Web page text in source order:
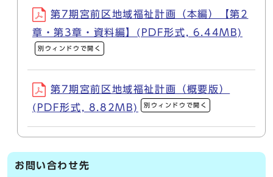
第7期宮前区地域福祉計画（本編）【第2
章・第3章・資料編】(PDF形式, 6.44MB)
別ウィンドウで開く
第7期宮前区地域福祉計画（概要版）
(PDF形式, 8.82MB)
別ウィンドウで開く
お問い合わせ先